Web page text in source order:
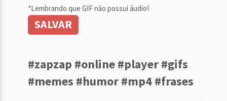
*Lembrando que GIF não possui áudio!
SALVAR
#zapzap #online #player #gifs
#memes #humor #mp4 #frases